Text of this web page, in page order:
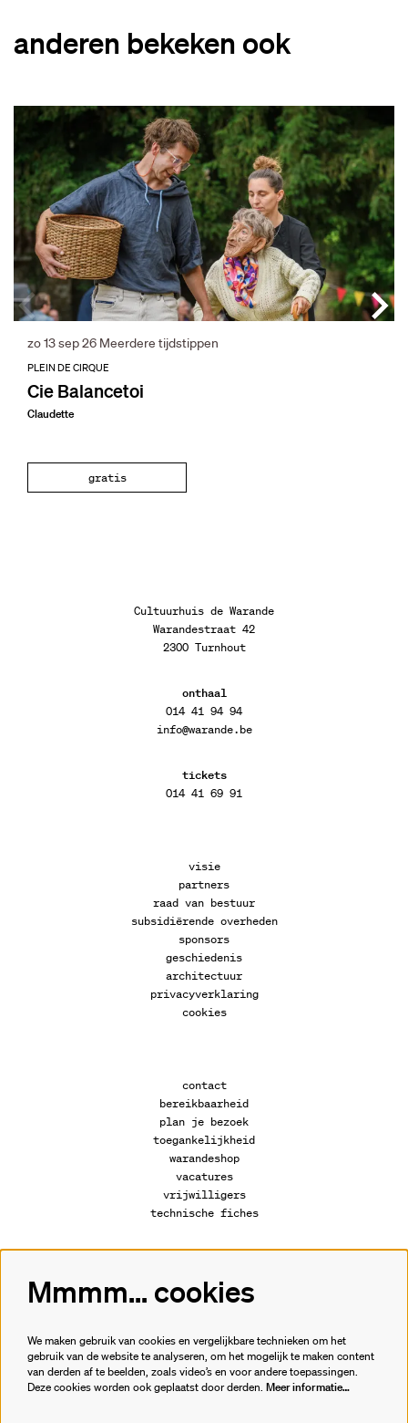
anderen bekeken ook
Cie Balancetoi
Claudette
PLEIN DE CIRQUE
zo 13 sep 26 Meerdere tijdstippen
gratis
Cultuurhuis de Warande
Warandestraat 42
2300 Turnhout
onthaal
014 41 94 94
info@warande.be
tickets
014 41 69 91
visie
partners
raad van bestuur
subsidiërende overheden
sponsors
geschiedenis
architectuur
privacyverklaring
cookies
contact
bereikbaarheid
plan je bezoek
toegankelijkheid
warandeshop
vacatures
vrijwilligers
technische fiches
Volg ons
Meld je aan voor de nieuwsbrief.
Mmmm... cookies
We maken gebruik van cookies en vergelijkbare technieken om het
gebruik van de website te analyseren, om het mogelijk te maken content
van derden af te beelden, zoals video’s en voor andere toepassingen.
Deze cookies worden ook geplaatst door derden. Meer informatie…